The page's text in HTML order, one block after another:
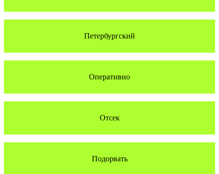
Петербургский
Оперативно
Отсек
Подорвать